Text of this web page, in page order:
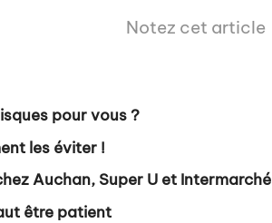
Notez cet article
pour vous ?
les éviter !
Auchan, Super U et Intermarché
être patient